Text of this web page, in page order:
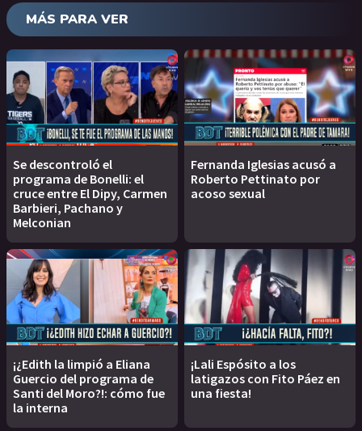
MÁS PARA VER
Se descontroló el
programa de Bonelli: el
cruce entre El Dipy, Carmen
Barbieri, Pachano y
Melconian
Fernanda Iglesias acusó a
Roberto Pettinato por
acoso sexual
¡¿Edith la limpió a Eliana
Guercio del programa de
Santi del Moro?!: cómo fue
la interna
¡Lali Espósito a los
latigazos con Fito Páez en
una fiesta!